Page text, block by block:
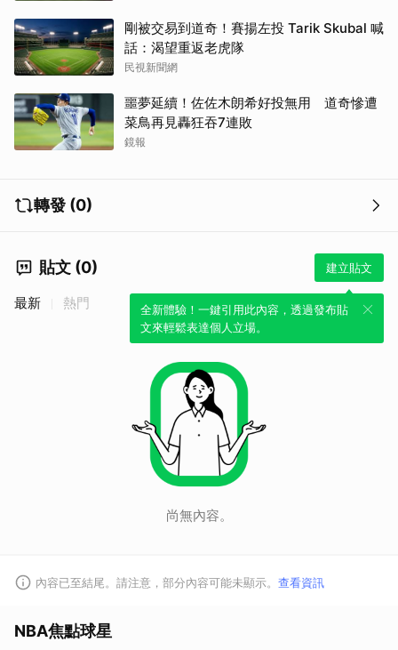
剛被交易到道奇！賽揚左投 Tarik Skubal 喊
話：渴望重返老虎隊
民視新聞網
噩夢延續！佐佐木朗希好投無用 道奇慘遭
菜鳥再見轟狂吞7連敗
鏡報
轉發 (0)
貼文 (0) 建立貼文
全新體驗！一鍵引用此內容，透過發布貼
文來輕鬆表達個人立場。
最新 熱門
尚無內容。
內容已至結尾。請注意，部分內容可能未顯示。 查看資訊
NBA焦點球星
取消